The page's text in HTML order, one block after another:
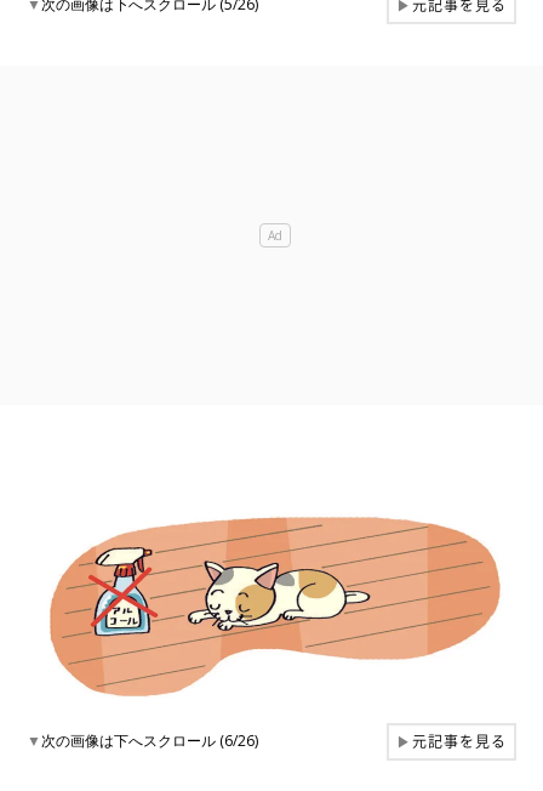
▼次の画像は下へスクロール (5/26) ▶元記事を見る
▼次の画像は下へスクロール (6/26) ▶元記事を見る